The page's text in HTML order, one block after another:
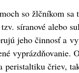
so žlčníkom sa
síranové alebo
jeho činnosť a
vyprázdňovanie.
peristaltiku čriev,